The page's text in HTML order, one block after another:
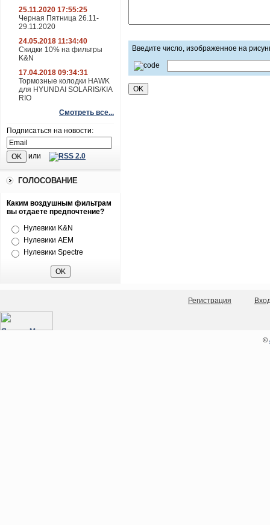
25.11.2020 17:55:25
Черная Пятница 26.11-
29.11.2020
24.05.2018 11:34:40
Скидки 10% на фильтры
K&N
17.04.2018 09:34:31
Тормозные колодки HAWK
для HYUNDAI SOLARIS/KIA
RIO
Смотреть все...
Подписаться на новости:
или
ГОЛОСОВАНИЕ
Каким воздушным фильтрам
вы отдаете предпочтение?
Нулевики K&N
Нулевики AEM
Нулевики Spectre
Введите число, изображенное на
Регистрация
©